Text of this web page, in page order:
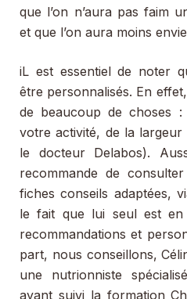
que l’on n’aura pas faim
et que l’on aura moins
iL est essentiel de noter
être personnalisés. En
de beaucoup de choses
votre activité, de la
le docteur Delabos).
recommande de
fiches conseils adaptées,
le fait que lui seul est en
recommandations et
part, nous conseillons,
une nutrionniste
ayant suivi la formation